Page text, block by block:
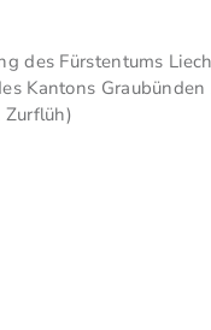
des Fürstentums
Kantons
Zurflüh)